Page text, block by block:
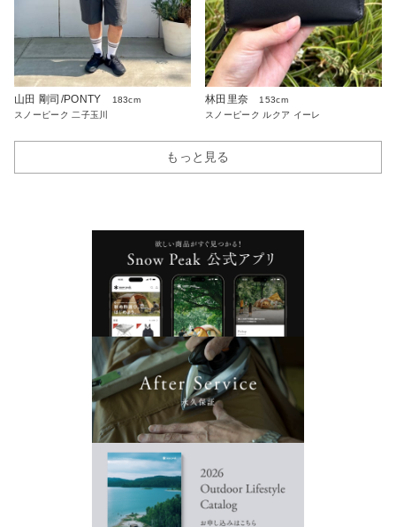
山田 剛司/PONTY
183cm
スノーピーク 二子玉川
林田里奈
153cm
スノーピーク ルクア イーレ
もっと見る